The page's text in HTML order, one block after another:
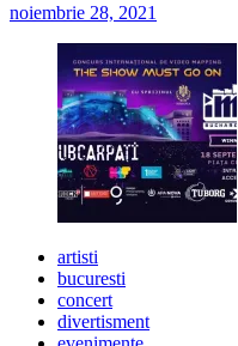
noiembrie 28, 2021
artisti
bucuresti
concert
divertisment